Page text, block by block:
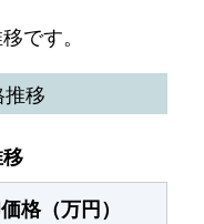
北上
北上
北上
徒歩9分
です。
移
格（万円）